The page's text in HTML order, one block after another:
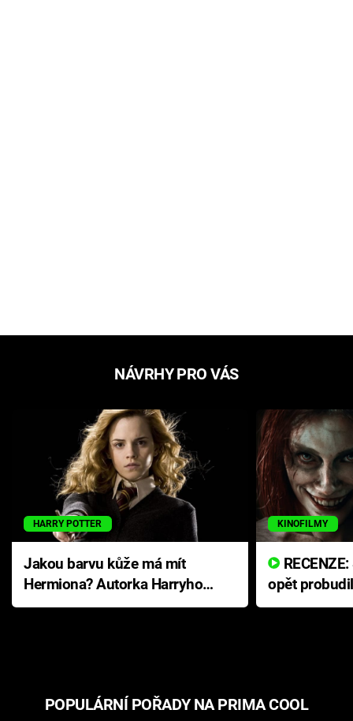
NÁVRHY PRO VÁS
HARRY POTTER
Jakou barvu kůže má mít
Hermiona? Autorka Harryho
Pottera přišla s ráznou
KINOFILMY
opět
přichází s
POPULÁRNÍ POŘADY NA PRIMA COOL